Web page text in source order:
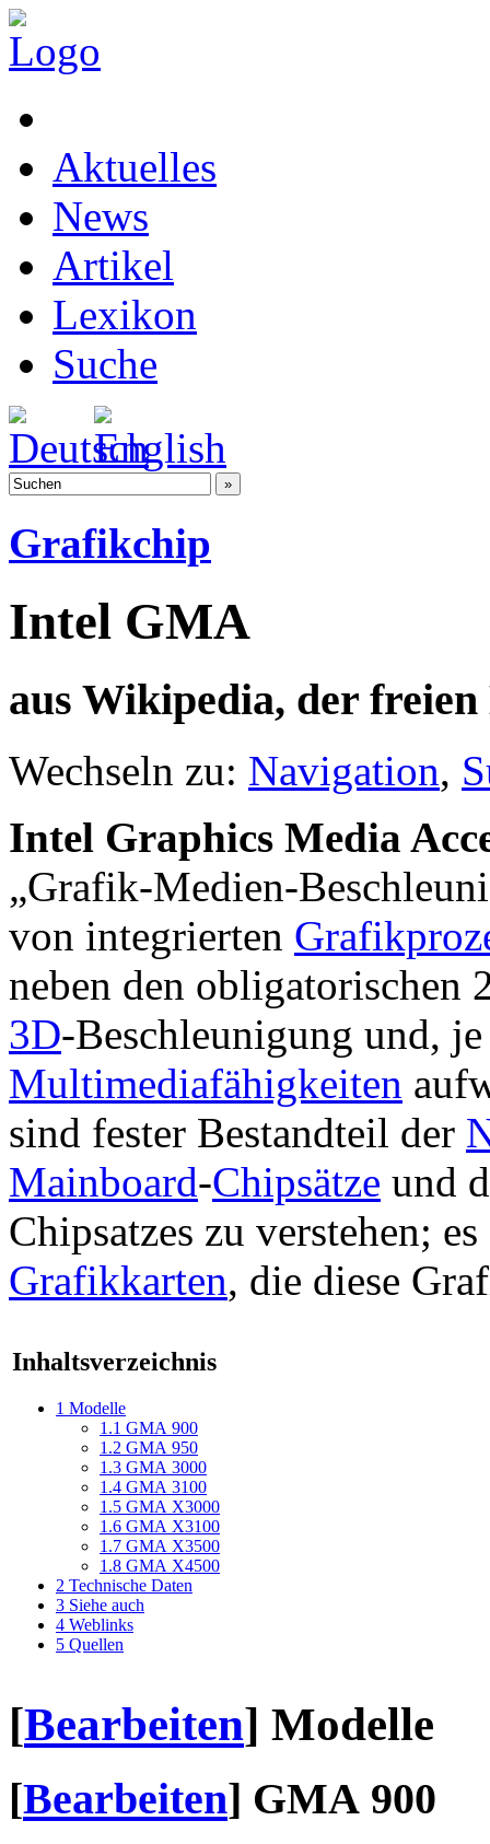
Aktuelles
News
Artikel
Lexikon
Suche
Grafikchip
Intel GMA
aus Wikipedia, der
Wechseln zu: Navigation,
Intel Graphics Media
„Grafik-Medien-
von integrierten
neben den
3D-Beschleunigung und,
Multimediafähigkeiten
sind fester Bestandteil der
Mainboard-Chipsätze und
Chipsatzes zu verstehen;
Grafikkarten, die diese
Inhaltsverzeichnis
1 Modelle
1.1 GMA 900
1.2 GMA 950
1.3 GMA 3000
1.4 GMA 3100
1.5 GMA X3000
1.6 GMA X3100
1.7 GMA X3500
1.8 GMA X4500
2 Technische Daten
3 Siehe auch
4 Weblinks
5 Quellen
[Bearbeiten] Modelle
[Bearbeiten] GMA 900